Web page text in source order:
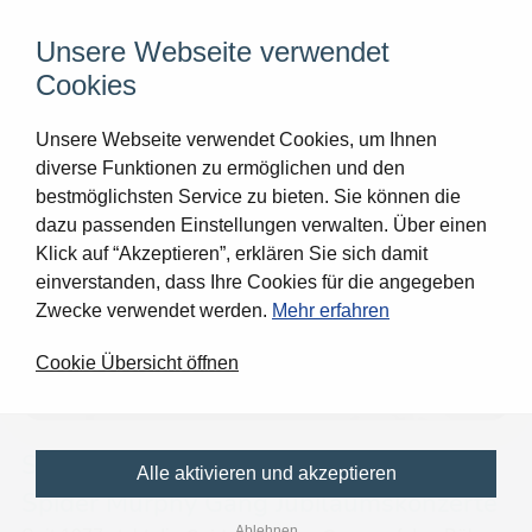
SPIDER MURPHY GANG-50 Jahre
Spider Murphy Gang Jubiläumskonzerte
Unsere Webseite verwendet
Cookies
Unsere Webseite verwendet Cookies, um Ihnen
diverse Funktionen zu ermöglichen und den
bestmöglichsten Service zu bieten. Sie können die
dazu passenden Einstellungen verwalten. Über einen
Klick auf “Akzeptieren”, erklären Sie sich damit
einverstanden, dass Ihre Cookies für die angegeben
Zwecke verwendet werden. Mehr erfahren
Cookie Übersicht öffnen
Alle aktivieren und akzeptieren